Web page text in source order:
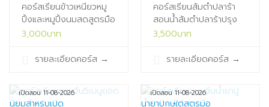
คอร์สเรียนข้าวเหนียวหมู
ปิ้งและหมูปิ้งนมสดสูตรมือ
อาชีพ(10ส.ค.69/13.30น./
3,000บาท
รายละเอียดคอร์ส →
คอร์สเรียนส้มตำปลาร้า
สอนน้ำส้มตำปลาร้าปรุง
สำเร็จ(10ส.ค.69/09.30น./
3,500บาท
รายละเอียดคอร์ส →
เปิดสอน 11-08-2026 เปิดสอน 11-08-2026